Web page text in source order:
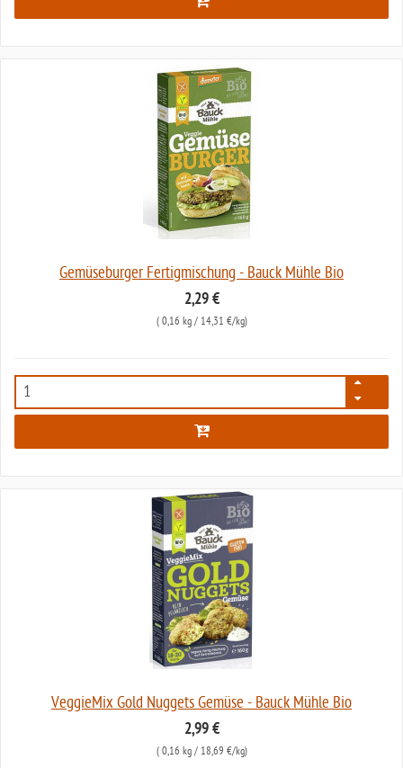
Gemüseburger Fertigmischung - Bauck Mühle Bio
2,29 €
( 0,16 kg/ 14,31 €/kg)
7090
VeggieMix Gold Nuggets Gemüse - Bauck Mühle Bio
2,99 €
( 0,16 kg/ 18,69 €/kg)